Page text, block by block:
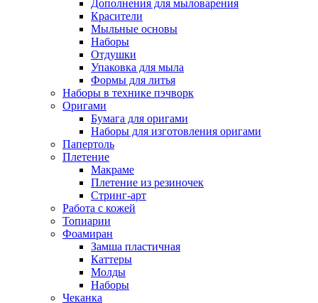
Дополнения для мыловарения
Красители
Мыльные основы
Наборы
Отдушки
Упаковка для мыла
Формы для литья
Наборы в технике пэчворк
Оригами
Бумага для оригами
Наборы для изготовления оригами
Папертоль
Плетение
Макраме
Плетение из резиночек
Стринг-арт
Работа с кожей
Топиарии
Фоамиран
Замша пластичная
Каттеры
Молды
Наборы
Чеканка